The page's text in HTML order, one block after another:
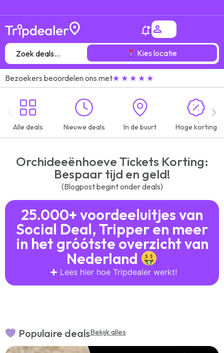
Hetgróótste voordeeluitjes overzichtvan heel
25.000+kortingsuitjes van7verschillende aanbieders!
Hetgróótste voordeeluitjes overzichtvan heel
25.000+kortingsuitjes van7verschillende aanbieders!
Hetgróótste voordeeluitjes overzichtvan heel
25.000+kortingsuitjes van7verschillende aanbieders!
Kies locatie
Bezoekers beoordelen ons met★ ★ ★ ★ ★
Alle deals Nieuwe deals In de buurt Hoge korting
Orchideeënhoeve Tickets Korting:
Bespaar tijd en geld!
(Blogpost begint onder deals)
25.000+ voordeeluitjes van
Social Deal, Tripper en meer
in het gróótste overzicht van
Nederland
Lees hier hoe Tripdealer werkt!
Populaire dealsBekijk alles